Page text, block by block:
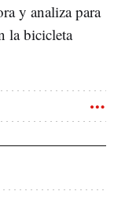
y analiza para
la bicicleta